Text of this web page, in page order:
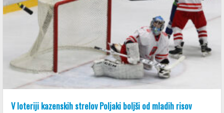
V loteriji kazenskih strelov Poljaki boljši od mladih risov